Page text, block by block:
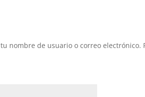
nombre de usuario o correo